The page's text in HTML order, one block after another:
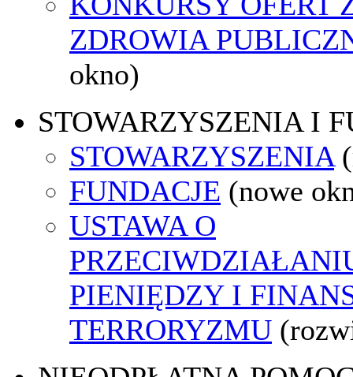
ZDROWIA
okno)
STOWARZYSZENIA I
STOWARZYSZENIA
FUNDACJE (nowe
USTAWA O
PIENIĘDZY I
TERRORYZMU